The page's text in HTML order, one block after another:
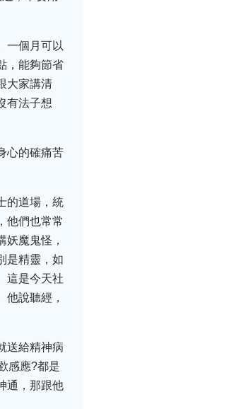
一個月可以
，能夠節省
大家講清
有法子想
心的確痛苦
的道場，統
他們也常常
魔鬼怪，
是精靈，如
這是今天社
說聽經，
送給精神病
感應?都是
通，那跟他